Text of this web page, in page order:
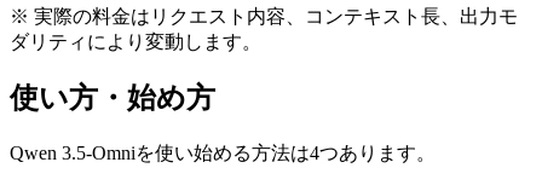
※ 実際の料金はリクエスト内容、コンテキスト長、出力モ
ダリティにより変動します。
使い方・始め方
Qwen 3.5-Omniを使い始める方法は4つあります。